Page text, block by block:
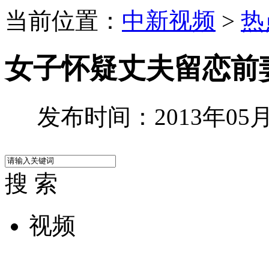
当前位置： 中新视频 >
女子怀疑丈夫留恋
发布时间：2013年05
搜 索
视频